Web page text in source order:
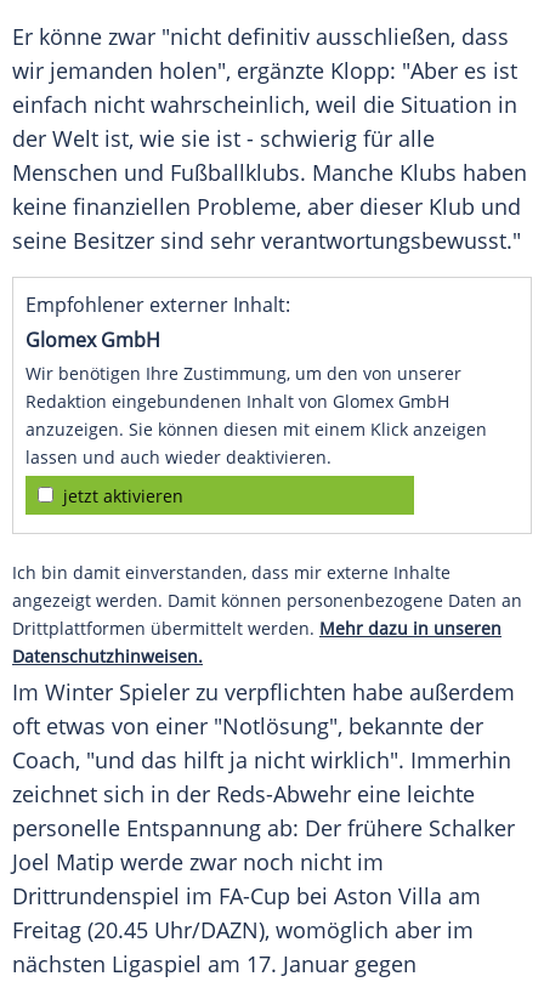
Er könne zwar "nicht definitiv ausschließen, dass
wir jemanden holen", ergänzte Klopp: "Aber es ist
einfach nicht wahrscheinlich, weil die Situation in
der Welt ist, wie sie ist - schwierig für alle
Menschen und Fußballklubs. Manche Klubs haben
keine finanziellen Probleme, aber dieser Klub und
seine Besitzer sind sehr verantwortungsbewusst."
Empfohlener externer Inhalt:
Glomex GmbH
Wir benötigen Ihre Zustimmung, um den von unserer
Redaktion eingebundenen Inhalt von Glomex GmbH
anzuzeigen. Sie können diesen mit einem Klick anzeigen
lassen und auch wieder deaktivieren.
jetzt aktivieren
Ich bin damit einverstanden, dass mir externe Inhalte
angezeigt werden. Damit können personenbezogene Daten an
Drittplattformen übermittelt werden. Mehr dazu in unseren
Datenschutzhinweisen.
Im Winter Spieler zu verpflichten habe außerdem
oft etwas von einer "Notlösung", bekannte der
Coach, "und das hilft ja nicht wirklich". Immerhin
zeichnet sich in der Reds-Abwehr eine leichte
personelle Entspannung ab: Der frühere Schalker
Joel Matip werde zwar noch nicht im
Drittrundenspiel im FA-Cup bei Aston Villa am
Freitag (20.45 Uhr/DAZN), womöglich aber im
nächsten Ligaspiel am 17. Januar gegen